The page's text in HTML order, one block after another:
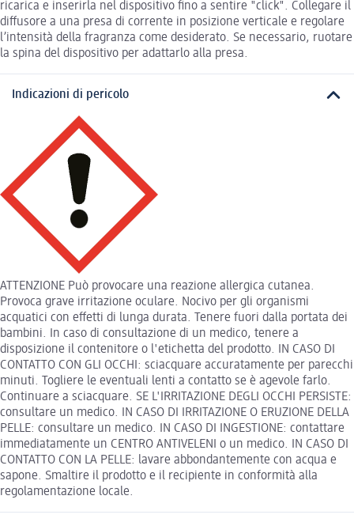
ricarica e inserirla nel dispositivo fino a sentire "click". Collegare il
diffusore a una presa di corrente in posizione verticale e regolare
l’intensità della fragranza come desiderato. Se necessario, ruotare
la spina del dispositivo per adattarlo alla presa.
Indicazioni di pericolo
ATTENZIONE Può provocare una reazione allergica cutanea.
Provoca grave irritazione oculare. Nocivo per gli organismi
acquatici con effetti di lunga durata. Tenere fuori dalla portata dei
bambini. In caso di consultazione di un medico, tenere a
disposizione il contenitore o l'etichetta del prodotto. IN CASO DI
CONTATTO CON GLI OCCHI: sciacquare accuratamente per parecchi
minuti. Togliere le eventuali lenti a contatto se è agevole farlo.
Continuare a sciacquare. SE L'IRRITAZIONE DEGLI OCCHI PERSISTE:
consultare un medico. IN CASO DI IRRITAZIONE O ERUZIONE DELLA
PELLE: consultare un medico. IN CASO DI INGESTIONE: contattare
immediatamente un CENTRO ANTIVELENI o un medico. IN CASO DI
CONTATTO CON LA PELLE: lavare abbondantemente con acqua e
sapone. Smaltire il prodotto e il recipiente in conformità alla
regolamentazione locale.